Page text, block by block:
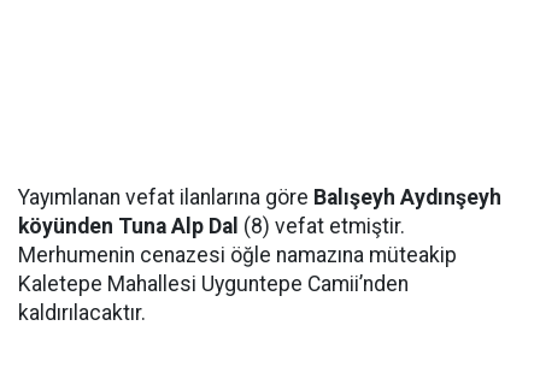
Yayımlanan vefat ilanlarına göre Balışeyh Aydınşeyh
köyünden Tuna Alp Dal (8) vefat etmiştir.
Merhumenin cenazesi öğle namazına müteakip
Kaletepe Mahallesi Uyguntepe Camii’nden
kaldırılacaktır.